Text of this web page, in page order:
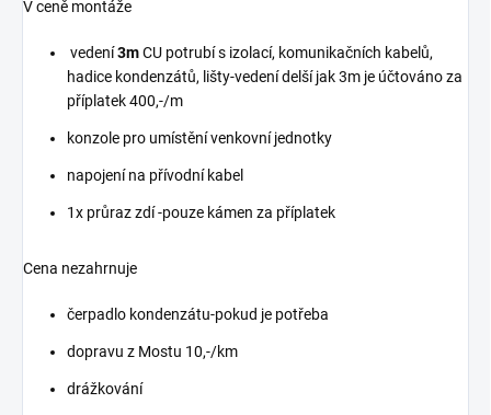
V ceně montáže
vedení3mCU potrubí s izolací, komunikačních kabelů,
hadice kondenzátů, lišty-vedení delší jak 3m je účtováno za
příplatek 400,-/m
konzole pro umístění venkovní jednotky
napojení na přívodní kabel
1x průraz zdí -pouze kámen za příplatek
Cena nezahrnuje
čerpadlo kondenzátu-pokud je potřeba
dopravu z Mostu 10,-/km
drážkování